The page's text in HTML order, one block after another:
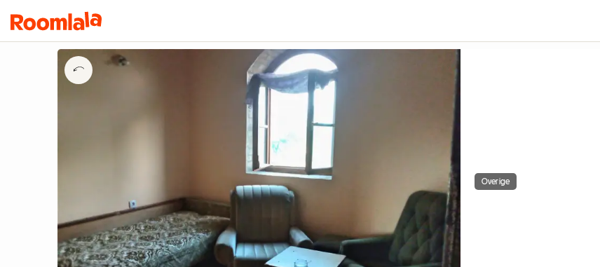
Overige